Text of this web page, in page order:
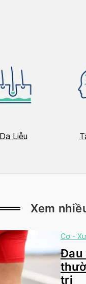
Da Liễu
Xem
Cơ -
Đau
trị